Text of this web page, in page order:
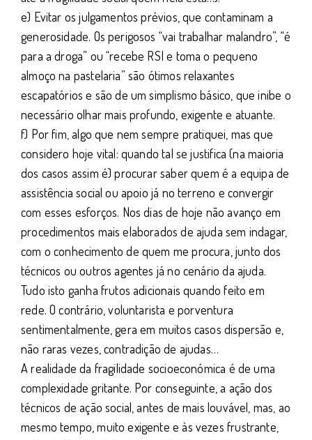
e) Evitar os julgamentos prévios, que contaminam a
generosidade. Os perigosos “vai trabalhar malandro”, “é
para a droga” ou “recebe RSI e toma o pequeno
almoço na pastelaria” são ótimos relaxantes
escapatórios e são de um simplismo básico, que inibe o
necessário olhar mais profundo, exigente e atuante.
f) Por fim, algo que nem sempre pratiquei, mas que
considero hoje vital: quando tal se justifica (na maioria
dos casos assim é) procurar saber quem é a equipa de
assistência social ou apoio já no terreno e convergir
com esses esforços. Nos dias de hoje não avanço em
procedimentos mais elaborados de ajuda sem indagar,
com o conhecimento de quem me procura, junto dos
técnicos ou outros agentes já no cenário da ajuda.
Tudo isto ganha frutos adicionais quando feito em
rede. O contrário, voluntarista e porventura
sentimentalmente, gera em muitos casos dispersão e,
não raras vezes, contradição de ajudas…
A realidade da fragilidade socioeconómica é de uma
complexidade gritante. Por conseguinte, a ação dos
técnicos de ação social, antes de mais louvável, mas, ao
mesmo tempo, muito exigente e às vezes frustrante,